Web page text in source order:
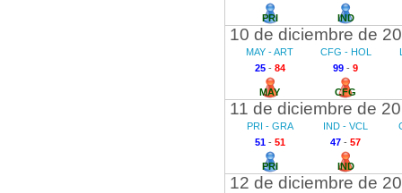
PRI IND
10 de diciembre de
MAY - ART
25- 84
MAY
CFG - HOL
99 - 9
CFG
11 de diciembre de
PRI - GRA
51- 51
PRI
IND - VCL
47 - 57
IND
12 de diciembre de